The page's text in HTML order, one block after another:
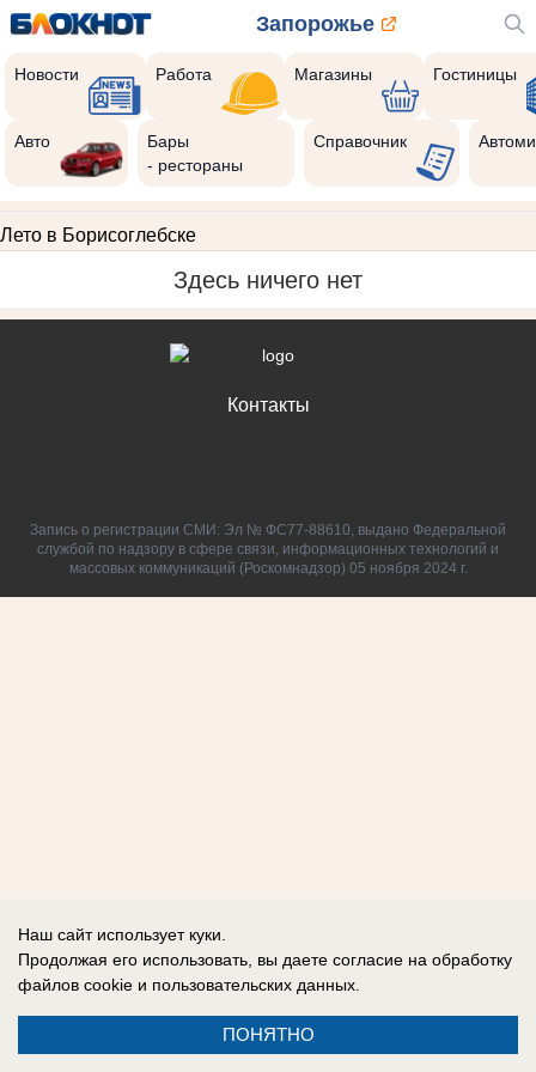
Запорожье
Новости Работа Магазины Гостиницы
Авто
Бары
- рестораны
Справочник
Лето в Борисоглебске
Здесь ничего нет
Контакты
Запись о регистрации СМИ: Эл № ФС77-88610, выдано Федеральной
службой по надзору в сфере связи, информационных технологий и
массовых коммуникаций (Роскомнадзор) 05 ноября 2024 г.
Наш сайт использует куки.
Продолжая его использовать, вы даете согласие на обработку
файлов cookie и пользовательских данных.
ПОНЯТНО